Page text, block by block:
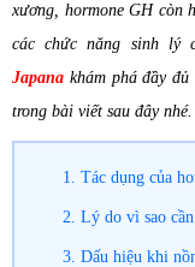
xương, hormone GH còn
các chức năng sinh lý
Japana khám phá đầy
trong bài viết sau đây nhé.
1. Tác dụng của
2. Lý do vì sao
3. Dấu hiệu khi